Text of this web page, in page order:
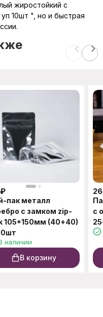
жиростойкий с
10шт ", но и быстрая
₽
пак металл
с замком zip-
105*150мм (40+40)
наличии
В корзину
26
с